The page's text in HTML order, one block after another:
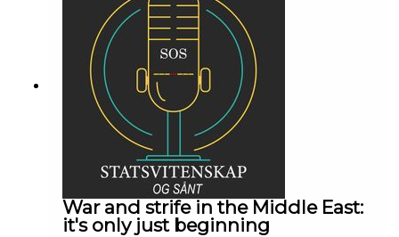
War and strife in the Middle East:
it's only just beginning